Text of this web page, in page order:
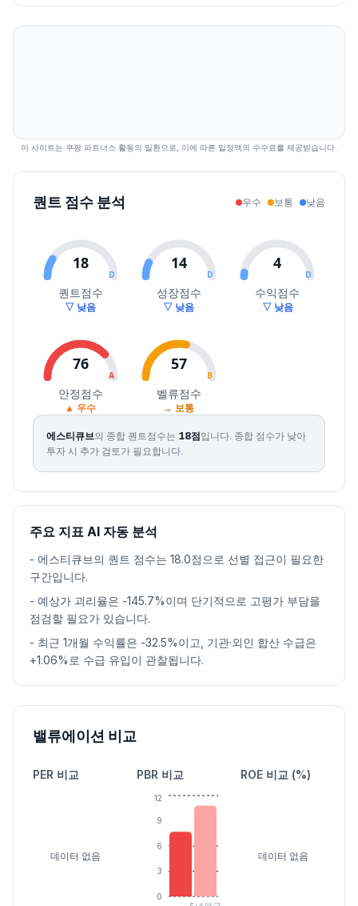
2026.07.28
7400759067807000-7.77277395
2026.07.31
6720 7230
231714
2026.08.04
77108600 7710 84809.99
259340
2026.08.05
8480 8570 8220 8400 -0.94
153263
2026.08.06
86008600 8170 84000.00
89481
2026.08.07
8500 8760 154086
이 사이트는 쿠팡 파트너스 활동의 일환으로, 이에 따른 일정액의 수수료를 제공받습니다.
퀀트 점수 분석 우수 보통 낮음
18
D
퀀트점수
▽ 낮음
14
D
성장점수
▽ 낮음
4
D
수익점수
▽ 낮음
76
A
안정점수
▲ 우수
57
B
벨류점수
→ 보통
에스티큐브의 종합 퀀트점수는 18점입니다. 종합 점수가 낮아
투자 시 추가 검토가 필요합니다.
주요 지표 AI 자동 분석
- 에스티큐브의 퀀트 점수는 18.0점으로 선별 접근이 필요한
구간입니다.
- 예상가 괴리율은 -145.7%이며 단기적으로 고평가 부담을
점검할 필요가 있습니다.
- 최근 1개월 수익률은 -32.5%이고, 기관·외인 합산 수급은
+1.06%로 수급 유입이 관찰됩니다.
밸류에이션 비교
PER 비교
데이터 없음
PBR 비교
0
3
6
9
12
ROE 비교 (%)
데이터 없음